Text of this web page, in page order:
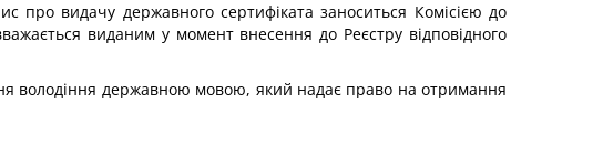
про видачу державного сертифіката заноситься Комісією до
виданим у момент внесення до Реєстру відповідного
володіння державною мовою, який надає право на отримання